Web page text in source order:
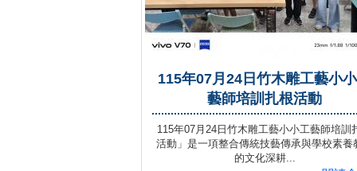
115年07月24日竹木雕工藝小
藝師培訓扎根活動
115年07月24日竹木雕工藝小小工藝師培訓
活動」是一項整合傳統技藝傳承與學校素養
的文化深耕...